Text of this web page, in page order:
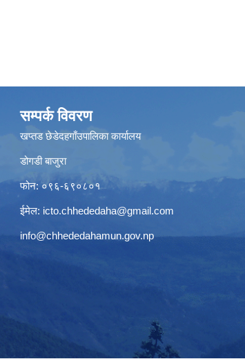
सम्पर्क विवरण
खप्तड छेडेदहगाँउपालिका कार्यालय
डोगडी बाजुरा
फोन: ०९६-६९०८०१
ईमेल: icto.chhededaha@gmail.com
info@chhededahamun.gov.np